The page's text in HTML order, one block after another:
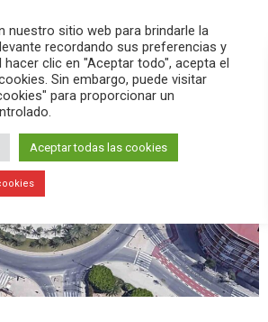
search menu pause PLAY
nuestro sitio web para brindarle la
recordando sus preferencias y
clic en "Aceptar todo", acepta el
Sin embargo, puede visitar
para proporcionar un
Aceptar todas las cookies